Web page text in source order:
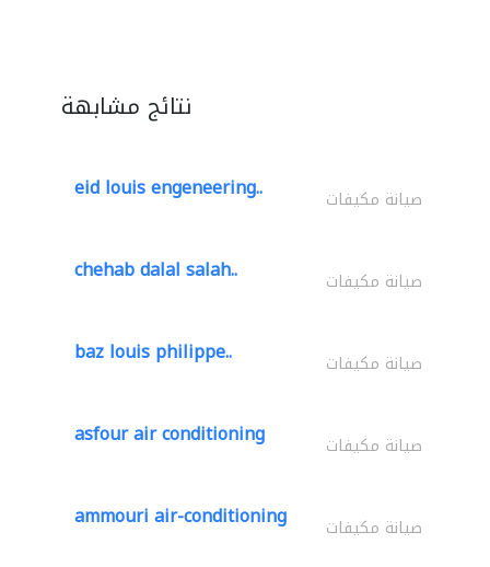
نتائج مشابهة
eid louis engeneering.. صيانة مكيفات
chehab dalal salah.. صيانة مكيفات
baz louis philippe.. صيانة مكيفات
asfour air conditioning صيانة مكيفات
ammouri air-conditioning صيانة مكيفات